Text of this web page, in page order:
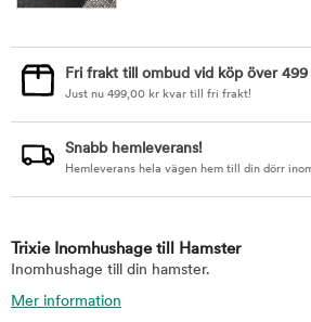
Fri frakt till ombud vid köp över 499
Just nu 499,00 kr kvar till fri frakt!
Snabb hemleverans!
Hemleverans hela vägen hem till din dörr
Trixie Inomhushage till Hamster
Inomhushage till din hamster.
Mer information